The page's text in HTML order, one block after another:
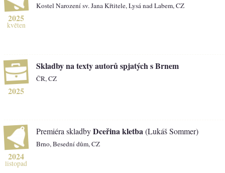
2025
květen
Kostel Narození sv. Jana Křtitele, Lysá nad Labem, CZ
2025
Skladby na texty autorů spjatých s Brnem
ČR, CZ
2024
listopad
Premiéra skladbyDceřina kletba (Lukáš Sommer)
Brno, Besední dům, CZ